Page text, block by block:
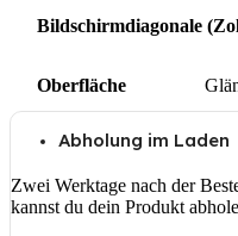
Bildschirmdiagonale
Oberfläche
Abholung im Laden
Zwei Werktage nach der
kannst du dein Produkt